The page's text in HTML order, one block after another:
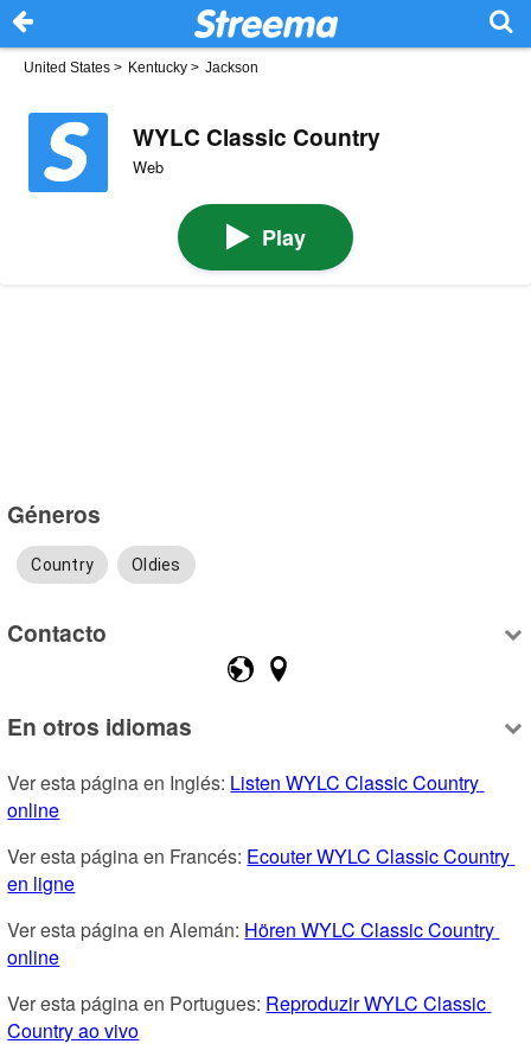
United States > Kentucky > Jackson
WYLC Classic Country
Web
Play
Géneros
Country Oldies
Contacto
En otros idiomas
Ver esta página en Inglés: Listen WYLC Classic Country
online
Ver esta página en Francés: Ecouter WYLC Classic Country
en ligne
Ver esta página en Alemán: Hören WYLC Classic Country
online
Ver esta página en Portugues: Reproduzir WYLC Classic
Country ao vivo